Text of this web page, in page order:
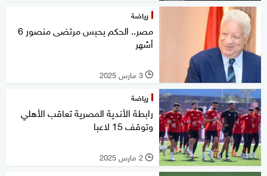
رياضة
مصر.. الحكم بحبس مرتضى منصور 6
أشهر
l 3 مارس 2025
رياضة
رابطة الأندية المصرية تعاقب الأهلي
وتوقف 15 لاعبا
l 2 مارس 2025